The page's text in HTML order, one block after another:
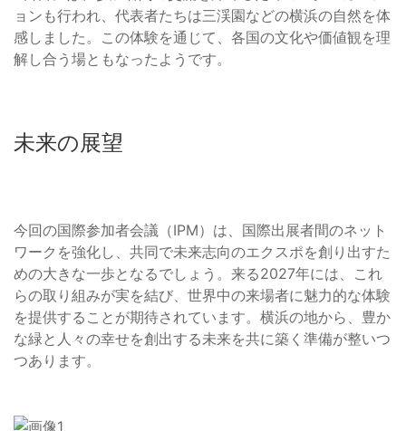
ョンも行われ、代表者たちは三渓園などの横浜の自然を体
感しました。この体験を通じて、各国の文化や価値観を理
解し合う場ともなったようです。
未来の展望
今回の国際参加者会議（IPM）は、国際出展者間のネット
ワークを強化し、共同で未来志向のエクスポを創り出すた
めの大きな一歩となるでしょう。来る2027年には、これ
らの取り組みが実を結び、世界中の来場者に魅力的な体験
を提供することが期待されています。横浜の地から、豊か
な緑と人々の幸せを創出する未来を共に築く準備が整いつ
つあります。